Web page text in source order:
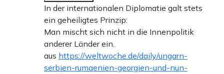
In der internationalen Diplomatie galt stets
ein geheiligtes Prinzip:
Man mischt sich nicht in die Innenpolitik
anderer Länder ein.
aus https://weltwoche.de/daily/ungarn-
serbien-rumaenien-georgien-und-nun-